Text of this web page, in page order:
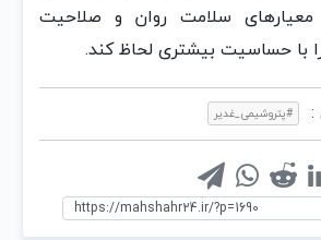
معیارهای سلامت روان و صلاحیت
با حساسیت بیشتری لحاظ کند.
: #پتروشیمی_غدیر